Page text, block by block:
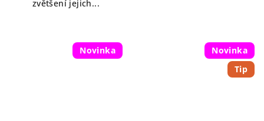
zvětšení jejich...
Novinka
Novinka
Tip